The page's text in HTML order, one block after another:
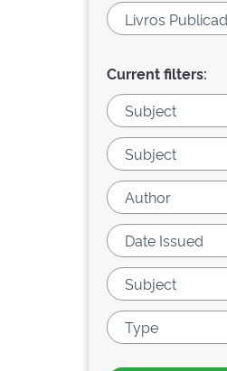
Current filters: